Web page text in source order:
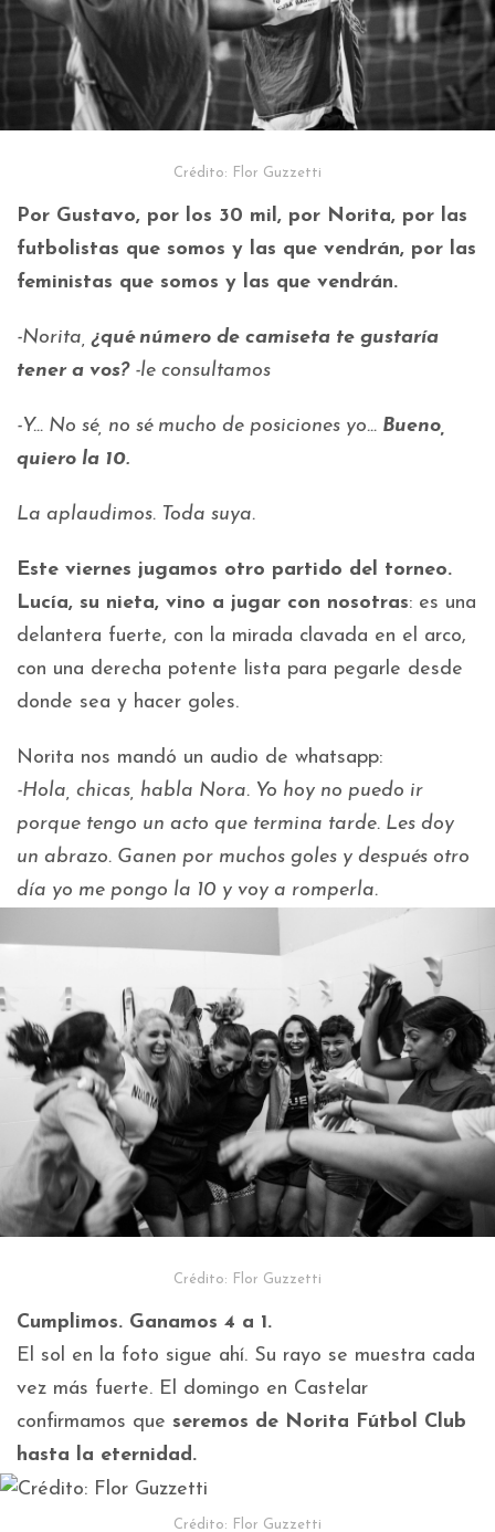
Crédito: Flor Guzzetti
Por Gustavo, por los 30 mil, por Norita, por las
futbolistas que somos y las que vendrán, por las
feministas que somos y las que vendrán.
-Norita, ¿qué número de camiseta te gustaría
tener a vos?-le consultamos
-Y… No sé, no sé mucho de posiciones yo… Bueno,
quiero la 10.
La aplaudimos. Toda suya.
Este viernes jugamos otro partido del torneo.
Lucía, su nieta, vino a jugar con nosotras: es una
delantera fuerte, con la mirada clavada en el arco,
con una derecha potente lista para pegarle desde
donde sea y hacer goles.
Norita nos mandó un audio de whatsapp:
-Hola, chicas, habla Nora. Yo hoy no puedo ir
porque tengo un acto que termina tarde. Les doy
un abrazo. Ganen por muchos goles y después otro
día yo me pongo la 10 y voy a romperla.
Crédito: Flor Guzzetti
Cumplimos. Ganamos 4 a 1.
El sol en la foto sigue ahí. Su rayo se muestra cada
vez más fuerte. El domingo en Castelar
confirmamos que seremos de Norita Fútbol Club
hasta la eternidad.
Crédito: Flor Guzzetti